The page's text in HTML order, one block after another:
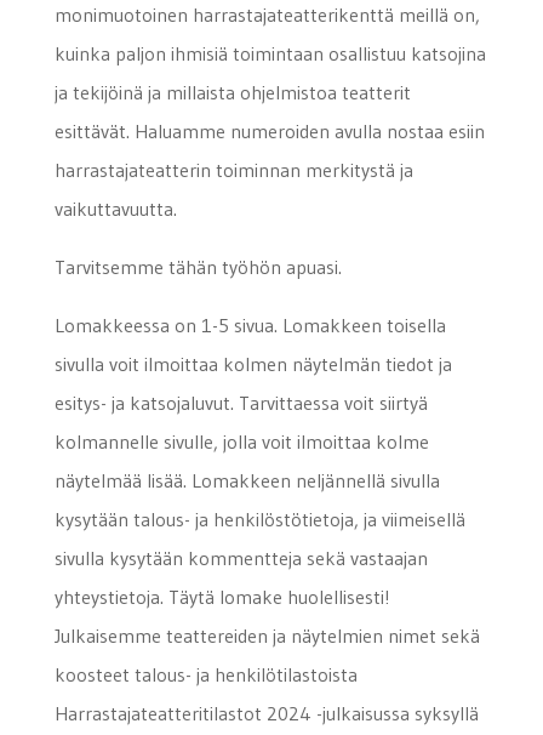
monimuotoinen harrastajateatterikenttä meillä on,
kuinka paljon ihmisiä toimintaan osallistuu katsojina
ja tekijöinä ja millaista ohjelmistoa teatterit
esittävät. Haluamme numeroiden avulla nostaa esiin
harrastajateatterin toiminnan merkitystä ja
vaikuttavuutta.
Tarvitsemme tähän työhön apuasi.
Lomakkeessa on 1-5 sivua. Lomakkeen toisella
sivulla voit ilmoittaa kolmen näytelmän tiedot ja
esitys- ja katsojaluvut. Tarvittaessa voit siirtyä
kolmannelle sivulle, jolla voit ilmoittaa kolme
näytelmää lisää. Lomakkeen neljännellä sivulla
kysytään talous- ja henkilöstötietoja, ja viimeisellä
sivulla kysytään kommentteja sekä vastaajan
yhteystietoja. Täytä lomake huolellisesti!
Julkaisemme teattereiden ja näytelmien nimet sekä
koosteet talous- ja henkilötilastoista
Harrastajateatteritilastot 2024 -julkaisussa syksyllä